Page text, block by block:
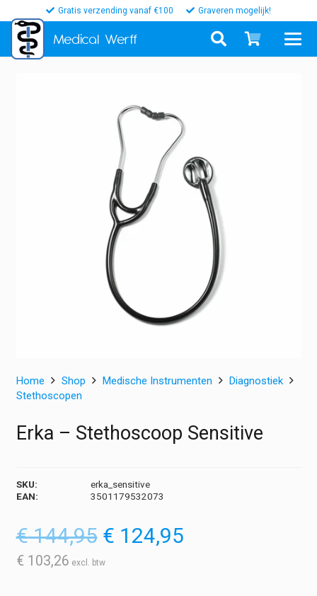
Gratis verzending vanaf €100 Graveren mogelijk!
Medical Werff
Home Shop Medische Instrumenten
Diagnostiek
Stethoscopen
Erka – Stethoscoop Sensitive
SKU:
erka_sensitive
EAN:
3501179532073
€144,95 Oorspronkelijke
prijs
was:
€ 124,95Huidige
€ 103,26